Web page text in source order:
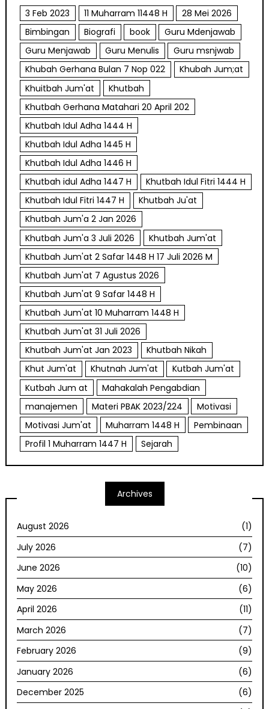
3 Feb 2023 11 Muharram 11448 H
28 Mei 2026
Bimbingan
Biografi book
Guru Mdenjawab
Guru Menjawab
Guru Menulis
Guru msnjwab
Khubah Gerhana Bulan 7 Nop 022
Khubah Jum;at
Khuitbah Jum'at
Khutbah
Khutbah Gerhana Matahari 20 April 202
Khutbah Idul Adha 1444 H
Khutbah Idul Adha 1445 H
Khutbah Idul Adha 1446 H
Khutbah idul Adha 1447 H
Khutbah Idul Fitri 1444 H
Khutbah Idul Fitri 1447 H
Khutbah Ju'at
Khutbah Jum'a 2 Jan 2026
Khutbah Jum'a 3 Juli 2026
Khutbah Jum'at
Khutbah Jum'at 2 Safar 1448 H 17 Juli 2026 M
Khutbah Jum'at 7 Agustus 2026
Khutbah Jum'at 9 Safar 1448 H
Khutbah Jum'at 10 Muharram 1448 H
Khutbah Jum'at 31 Juli 2026
Khutbah Jum'at Jan 2023
Khutbah Nikah
Khut Jum'at
Khutnah Jum'at
Kutbah Jum'at
Kutbah Jum at
Mahakalah Pengabdian
manajemen
Materi PBAK 2023/224
Motivasi
Motivasi Jum'at
Muharram 1448 H
Pembinaan
Profil 1 Muharram 1447 H
Sejarah
Archives
August 2026
(1)
July 2026
(7)
June 2026
(10)
May 2026
(6)
April 2026
(11)
March 2026
(7)
February 2026
(9)
January 2026
(6)
December 2025
(6)